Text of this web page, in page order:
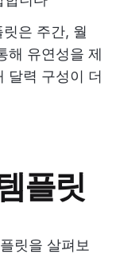
은 주간, 월
해 유연성을 제
달력 구성이 더
플릿
릿을 살펴보